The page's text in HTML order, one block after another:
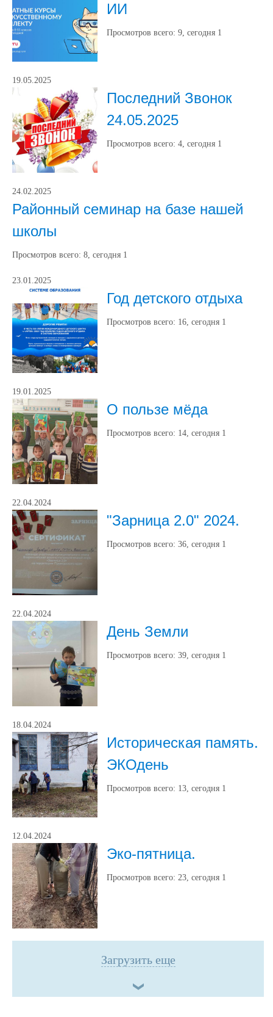
ИИ
Просмотров всего: 9, сегодня 1
19.05.2025
Последний Звонок
24.05.2025
Просмотров всего: 4, сегодня 1
24.02.2025
Районный семинар на базе нашей
школы
Просмотров всего: 8, сегодня 1
23.01.2025
Год детского отдыха
Просмотров всего: 16, сегодня 1
19.01.2025
О пользе мёда
Просмотров всего: 14, сегодня 1
22.04.2024
"Зарница 2.0" 2024.
Просмотров всего: 36, сегодня 1
22.04.2024
День Земли
Просмотров всего: 39, сегодня 1
18.04.2024
Историческая память.
ЭКОдень
Просмотров всего: 13, сегодня 1
12.04.2024
Эко-пятница.
Просмотров всего: 23, сегодня 1
Загрузить еще